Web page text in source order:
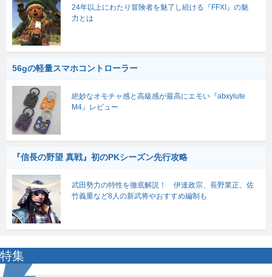
24年以上にわたり冒険者を魅了し続ける『FFXI』の魅
力とは
56gの軽量スマホコントローラー
絶妙なオモチャ感と高級感が最高にエモい『abxylute
M4』レビュー
『信長の野望 真戦』初のPKシーズン先行攻略
武田勢力の特性を徹底解説！ 伊達政宗、長野業正、佐
竹義重など8人の新武将やおすすめ編制も
特集